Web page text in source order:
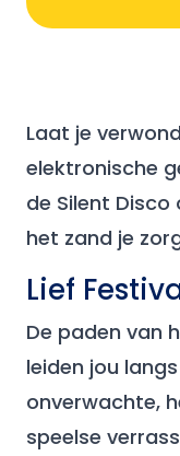
Laat je
elektronische
de Silent
het zand je
Lief
De paden van
leiden jou
onverwachte,
speelse